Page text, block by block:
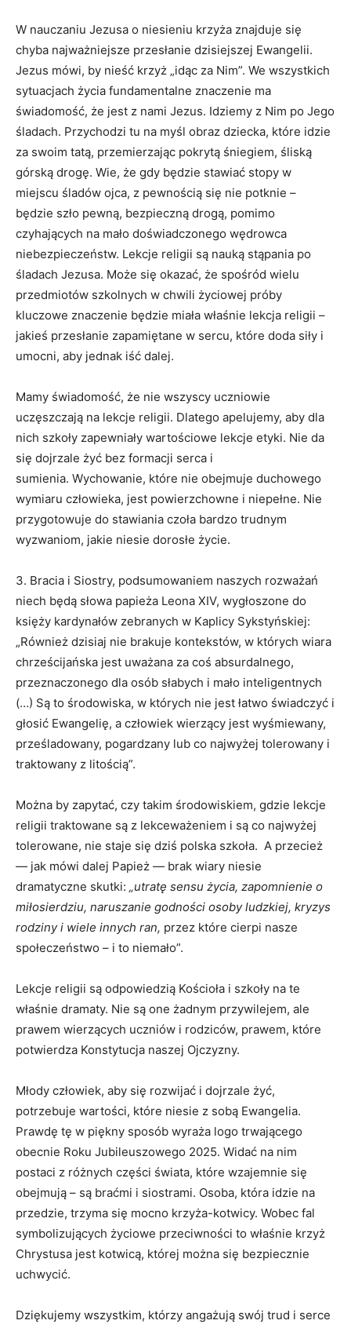
W nauczaniu Jezusa o niesieniu krzyża znajduje się
chyba najważniejsze przesłanie dzisiejszej Ewangelii.
Jezus mówi, by nieść krzyż „idąc za Nim”. We wszystkich
sytuacjach życia fundamentalne znaczenie ma
świadomość, że jest z nami Jezus. Idziemy z Nim po Jego
śladach. Przychodzi tu na myśl obraz dziecka, które idzie
za swoim tatą, przemierzając pokrytą śniegiem, śliską
górską drogę. Wie, że gdy będzie stawiać stopy w
miejscu śladów ojca, z pewnością się nie potknie –
będzie szło pewną, bezpieczną drogą, pomimo
czyhających na mało doświadczonego wędrowca
niebezpieczeństw. Lekcje religii są nauką stąpania po
śladach Jezusa. Może się okazać, że spośród wielu
przedmiotów szkolnych w chwili życiowej próby
kluczowe znaczenie będzie miała właśnie lekcja religii –
jakieś przesłanie zapamiętane w sercu, które doda siły i
umocni, aby jednak iść dalej.
Mamy świadomość, że nie wszyscy uczniowie
uczęszczają na lekcje religii. Dlatego apelujemy, aby dla
nich szkoły zapewniały wartościowe lekcje etyki. Nie da
się dojrzale żyć bez formacji serca i
sumienia. Wychowanie, które nie obejmuje duchowego
wymiaru człowieka, jest powierzchowne i niepełne. Nie
przygotowuje do stawiania czoła bardzo trudnym
wyzwaniom, jakie niesie dorosłe życie.
3. Bracia i Siostry, podsumowaniem naszych rozważań
niech będą słowa papieża Leona XIV, wygłoszone do
księży kardynałów zebranych w Kaplicy Sykstyńskiej:
„Również dzisiaj nie brakuje kontekstów, w których wiara
chrześcijańska jest uważana za coś absurdalnego,
przeznaczonego dla osób słabych i mało inteligentnych
(…) Są to środowiska, w których nie jest łatwo świadczyć i
głosić Ewangelię, a człowiek wierzący jest wyśmiewany,
prześladowany, pogardzany lub co najwyżej tolerowany i
traktowany z litością”.
Można by zapytać, czy takim środowiskiem, gdzie lekcje
religii traktowane są z lekceważeniem i są co najwyżej
tolerowane, nie staje się dziś polska szkoła. A przecież
— jak mówi dalej Papież — brak wiary niesie
dramatyczne skutki: „utratę sensu życia, zapomnienie o
miłosierdziu, naruszanie godności osoby ludzkiej, kryzys
rodziny i wiele innych ran, przez które cierpi nasze
społeczeństwo – i to niemało”.
Lekcje religii są odpowiedzią Kościoła i szkoły na te
właśnie dramaty. Nie są one żadnym przywilejem, ale
prawem wierzących uczniów i rodziców, prawem, które
potwierdza Konstytucja naszej Ojczyzny.
Młody człowiek, aby się rozwijać i dojrzale żyć,
potrzebuje wartości, które niesie z sobą Ewangelia.
Prawdę tę w piękny sposób wyraża logo trwającego
obecnie Roku Jubileuszowego 2025. Widać na nim
postaci z różnych części świata, które wzajemnie się
obejmują – są braćmi i siostrami. Osoba, która idzie na
przedzie, trzyma się mocno krzyża-kotwicy. Wobec fal
symbolizujących życiowe przeciwności to właśnie krzyż
Chrystusa jest kotwicą, której można się bezpiecznie
uchwycić.
Dziękujemy wszystkim, którzy angażują swój trud i serce